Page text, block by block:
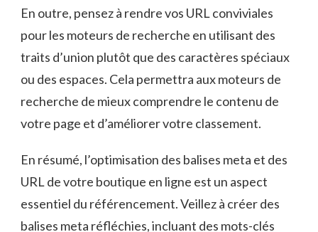
En ⁤outre, pensez à rendre vos⁤ URL conviviales
pour les ‍moteurs de recherche en utilisant⁣ des
traits d’union plutôt que ​des caractères ‌spéciaux
ou‌ des espaces. Cela permettra‍ aux moteurs de
recherche de ⁢mieux comprendre le contenu de
⁢votre page et d’améliorer ⁢votre ‍classement.
En résumé, l’optimisation ⁣des balises meta et des⁣
URL ‌de votre boutique⁢ en ligne est un aspect
essentiel du référencement. Veillez‍ à créer des
balises meta réfléchies, incluant ‍des mots-clés